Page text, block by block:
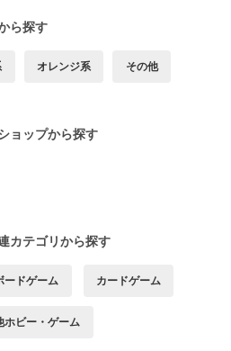
ら探す
オレンジ系 その他
ョップから探す
カテゴリから探す
ードゲーム カードゲーム
ホビー・ゲーム